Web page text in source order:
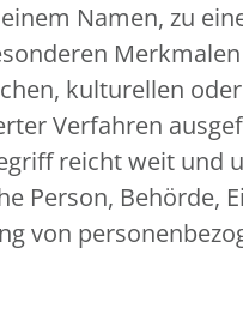
Namen, zu
kulturellen
Verfahren
reicht weit und
Person, Behörde,
von